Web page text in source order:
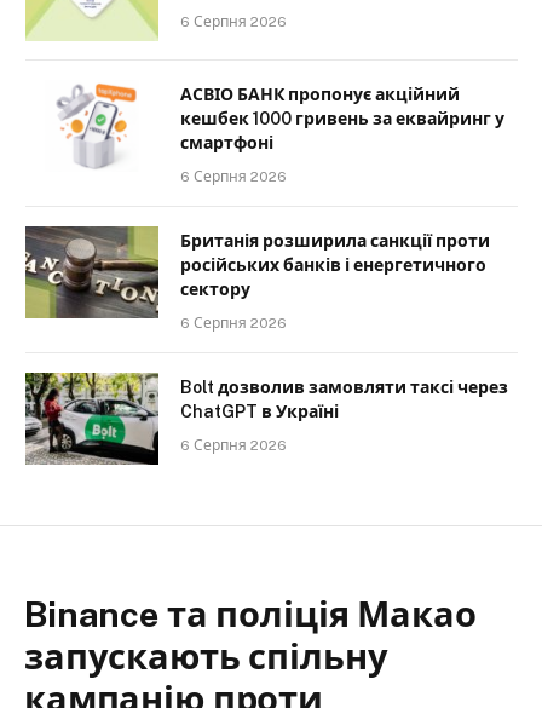
6 Серпня 2026
АСВІО БАНК пропонує акційний
кешбек 1000 гривень за еквайринг у
смартфоні
6 Серпня 2026
Британія розширила санкції проти
російських банків і енергетичного
сектору
6 Серпня 2026
Bolt дозволив замовляти таксі через
ChatGPT в Україні
6 Серпня 2026
Binance та поліція Макао
запускають спільну
кампанію проти